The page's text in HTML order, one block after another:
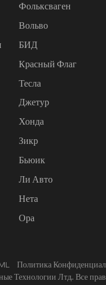
Фольксваген
Вольво
БИД
Красный Флаг
Тесла
Джетур
Хонда
Зикр
Бьюик
Ли Авто
Нета
Ора
Политика
Технологии Лтд.. Все